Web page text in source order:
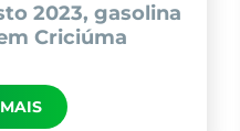
2023, gasolina
Criciúma